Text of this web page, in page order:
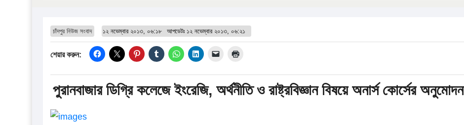
চাঁদপুর নিউজ সংবাদ ১২ নভেম্বার ২০১৩, ০৬:১৮ আপডেটঃ ১২ নভেম্বার ২০১৩, ০৬:২১
শেয়ার করুন:
পুরানবাজার ডিগ্রি কলেজে ইংরেজি, অর্থনীতি ও রাষ্ট্রবিজ্ঞান বিষয়ে অনার্স কোর্সের অনুমোদন